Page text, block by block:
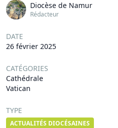
Diocèse de Namur
Rédacteur
DATE
26 février 2025
CATÉGORIES
Cathédrale
Vatican
TYPE
ACTUALITÉS DIOCÉSAINES